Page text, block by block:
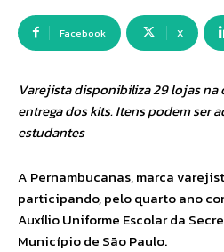
Facebook X
Varejista disponibiliza 29 lojas na
entrega dos kits. Itens podem ser
estudantes
A Pernambucanas, marca
participando, pelo quarto ano
Auxílio Uniforme Escolar da
Município de São Paulo.